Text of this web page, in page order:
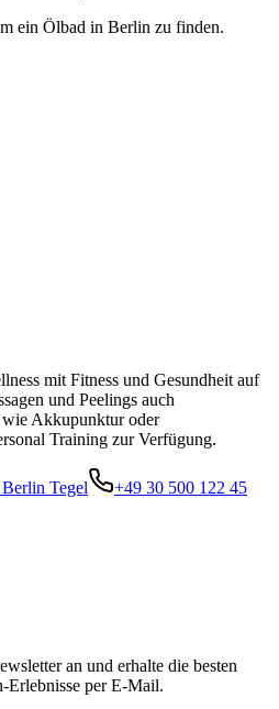
ein Ölbad in Berlin zu finden.
mit Fitness und Gesundheit auf
und Peelings auch
Akkupunktur oder
Training zur Verfügung.
Tegel
+49 30 500 122 45
an und erhalte die besten
per E-Mail.